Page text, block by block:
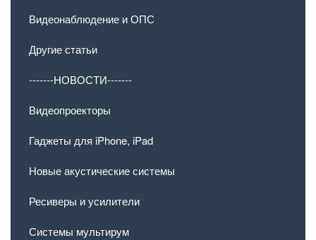
Видеонаблюдение и ОПС
Другие статьи
-------НОВОСТИ-------
Видеопроекторы
Гаджеты для iPhone, iPad
Новые акустические системы
Ресиверы и усилители
Системы мультирум